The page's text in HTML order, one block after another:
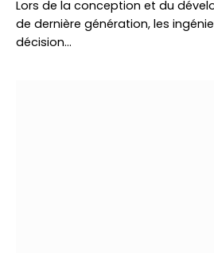
Lors de la conception et du
de dernière génération, les
décision…